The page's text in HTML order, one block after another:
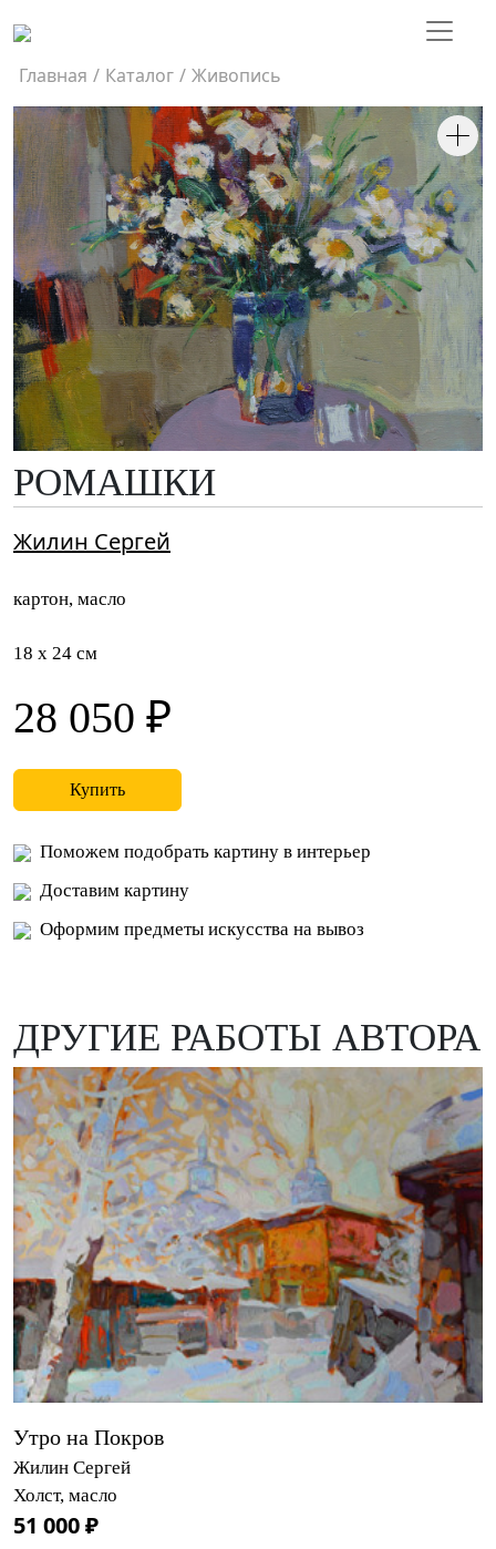
Главная / Каталог / Живопись
РОМАШКИ
Жилин Сергей
картон, масло
18 x 24 см
28 050 ₽
Купить
Поможем подобрать картину в интерьер
Доставим картину
Оформим предметы искусства на вывоз
ДРУГИЕ РАБОТЫ АВТОРА
Утро на Покров
Жилин Сергей
Холст, масло
51 000 ₽